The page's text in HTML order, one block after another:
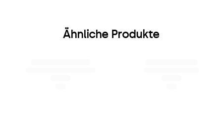
Ähnliche Produkte